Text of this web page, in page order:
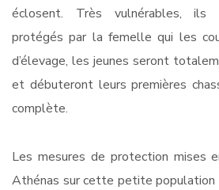
éclosent. Très vulnérables, ils
protégés par la femelle qui les
d’élevage, les jeunes seront
et débuteront leurs premières
complète.
Les mesures de protection mises
Athénas sur cette petite population